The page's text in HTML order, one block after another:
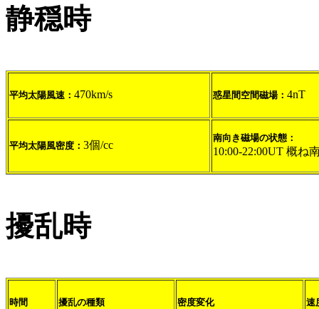
静穏時
平均太陽風速： 470km/s 惑星間空間磁場： 4nT
平均太陽風密度： 3個/cc
南向き磁場の状態：
10:00-22:00UT 概ね
擾乱時
時間 擾乱の種類 密度変化 速